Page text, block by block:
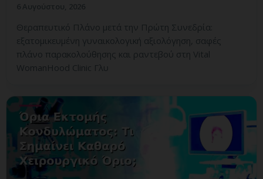
Θεραπευτικό Πλάνο μετά την Πρώτη Συνεδρία:
εξατομικευμένη γυναικολογική αξιολόγηση, σαφές
πλάνο παρακολούθησης και ραντεβού στη Vital
WomanHood Clinic Γλυ